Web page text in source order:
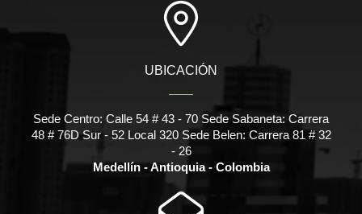
UBICACIÓN
Sede Centro: Calle 54 # 43 - 70 Sede Sabaneta: Carrera
48 # 76D Sur - 52 Local 320 Sede Belen: Carrera 81 # 32
- 26
Medellín - Antioquia - Colombia